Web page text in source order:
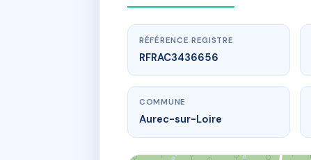
RÉFÉRENCE REGISTRE
RFRAC3436656
COMMUNE
Aurec-sur-Loire